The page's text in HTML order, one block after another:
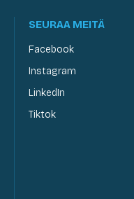
SEURAA MEITÄ
Facebook
Instagram
LinkedIn
Tiktok